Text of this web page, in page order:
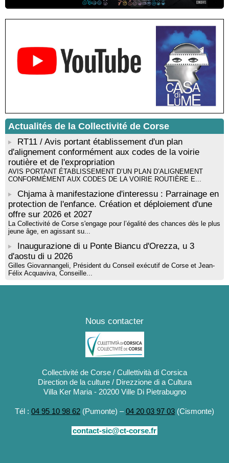
Résidence d’écriture et de recherche de l’écrivaine Cécilia
Castelli - Institut Mémoires de l'Edition Contemporaine - Caen /
Médiathèque de Castagniccia Mare et Monti - I Fulelli
Rencontre / dédicace avec Lucrèce Luciani autour de son
livre « La ballade du pendu du Niolu» - Mediateca territuriale di
Santa Lucia di Tallà
Mise en musique d’un livre jeunesse par Annik Meschinet,
musicienne pédagogue : Ateliers d’expression sonore, vocale,
rythmique et corporelle - Mediateca territuriale di Santa Lucia di
par Alexandre Dominati - Mediateca territuriale di Santa Lucia di
Tallà
Actualités de la Collectivité de Corse
RT11 / Avis portant établissement d'un plan
d'alignement conformément aux codes de la voirie
routière et de l'expropriation
AVIS PORTANT ÉTABLISSEMENT D’UN PLAN D’ALIGNEMENT
CONFORMÉMENT AUX CODES DE LA VOIRIE ROUTIÈRE E...
Chjama à manifestazione d'interessu : Parrainage en
protection de l'enfance. Création et déploiement d'une
offre sur 2026 et 2027
La Collectivité de Corse s'engage pour l’égalité des chances dès le plus
jeune âge, en agissant su...
Inaugurazione di u Ponte Biancu d'Orezza, u 3
d'aostu di u 2026
Gilles Giovannangeli, Président du Conseil exécutif de Corse et Jean-
Félix Acquaviva, Conseille...
Nous contacter
Collectivité de Corse / Cullettività di Corsica
Direction de la culture / Direzzione di a Cultura
Villa Ker Maria - 20200 Ville Di Pietrabugno
Tél : 04 95 10 98 62 (Pumonte) –04 20 03 97 03 (Cismonte)
contact-sic@ct-corse.fr